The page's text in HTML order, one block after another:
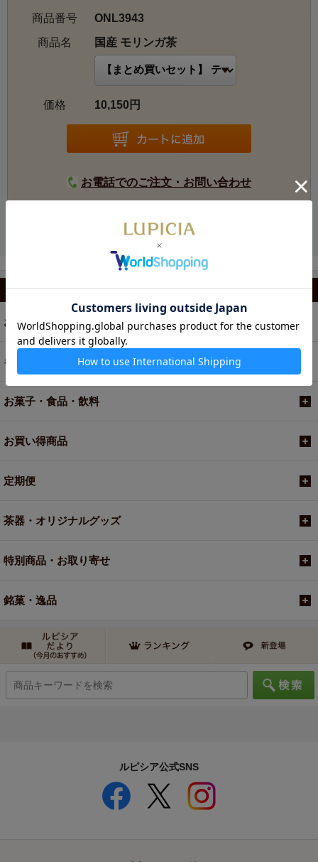
商品番号
ONL3943
商品名
国産 モリンガ茶
価格 10,150円
お電話でのご注文・お問い合わせ
カテゴリから選ぶ
お茶
ギフト
お菓子・食品・飲料
お買い得商品
定期便
茶器・オリジナルグッズ
特別商品・お取り寄せ
銘菓・逸品
ルピシア公式SNS